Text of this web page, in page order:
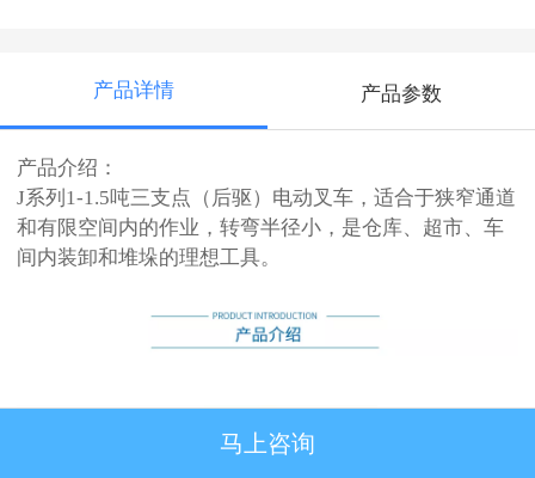
产品详情 产品参数
产品介绍：
J系列1-1.5吨三支点（后驱）电动叉车，适合于狭窄通道
和有限空间内的作业，转弯半径小，是仓库、超市、车
间内装卸和堆垛的理想工具。
马上咨询